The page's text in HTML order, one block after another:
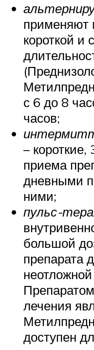
применяют
короткой и
с 6 до 8
часов;
–
приема
дневными
ними;
пульс-
большой
препарата
лечения
доступен